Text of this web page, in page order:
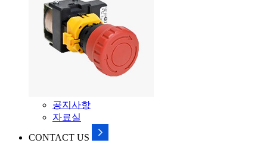
공지사항
자료실
CONTACT US